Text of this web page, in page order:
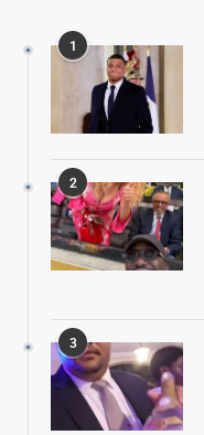
1
2
3